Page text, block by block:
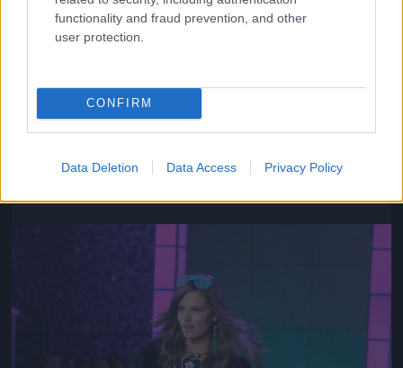
functionality and fraud prevention, and other
user protection.
CONFIRM
Data Deletion Data Access Privacy Policy
Az ő neve Chanel Iman
Fotó: Gregory Pace / Beimages / Northfoto
Jön még kép!